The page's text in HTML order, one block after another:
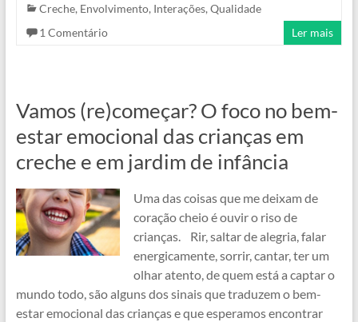
Creche, Envolvimento, Interações, Qualidade
1 Comentário
Ler mais
Vamos (re)começar? O foco no bem-
estar emocional das crianças em
creche e em jardim de infância
Uma das coisas que me deixam de
coração cheio é ouvir o riso de
crianças. Rir, saltar de alegria, falar
energicamente, sorrir, cantar, ter um
olhar atento, de quem está a captar o
mundo todo, são alguns dos sinais que traduzem o bem-
estar emocional das crianças e que esperamos encontrar